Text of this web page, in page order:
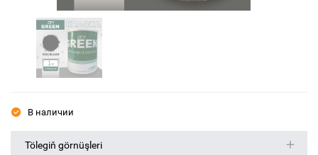
В наличии
Tölegiň görnüşleri